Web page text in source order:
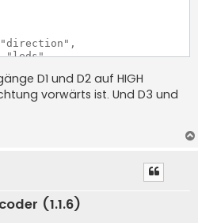
"leds",
"-1",
"0",
[ "D3", "D4" ]
D1 und D2 auf HIGH
vorwärts ist. Und D3 und
(1.1.6)